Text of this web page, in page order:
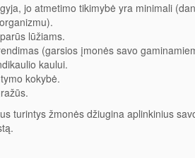
jo atmetimo tikimybė yra minimali
lūžiams.
(garsios įmonės savo
kaului.
kokybė.
turintys žmonės džiugina aplinkinius